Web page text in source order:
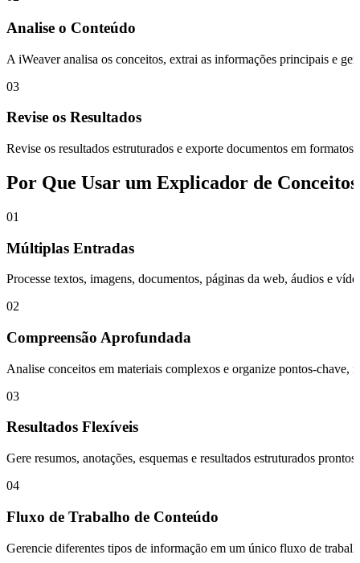
Analise o Conteúdo
A iWeaver analisa os conceitos, extrai as informações principais e
03
Revise os Resultados
Revise os resultados estruturados e exporte documentos em
Por Que Usar um Explicador de
01
Múltiplas Entradas
Processe textos, imagens, documentos, páginas da web, áudios e
02
Compreensão Aprofundada
Analise conceitos em materiais complexos e organize pontos-chave,
03
Resultados Flexíveis
Gere resumos, anotações, esquemas e resultados estruturados
04
Fluxo de Trabalho de Conteúdo
Gerencie diferentes tipos de informação em um único fluxo de